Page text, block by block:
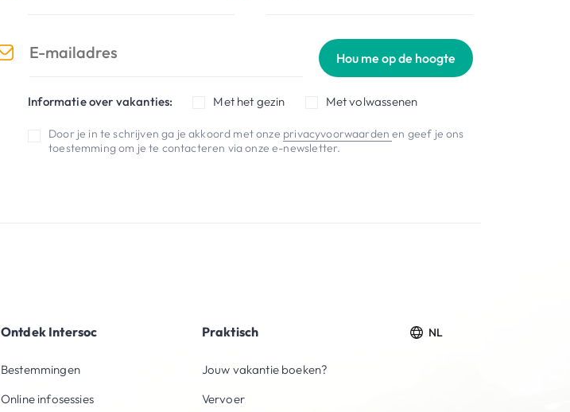
Hou me op de hoogte
Informatie over vakanties: Met het gezin Met volwassenen
Door je in te schrijven ga je akkoord met onze privacyvoorwaardenen geef je ons
toestemming om je te contacteren via onze e-newsletter.
Ontdek Intersoc
Bestemmingen
Online infosessies
Praktisch
Jouw vakantie boeken?
Vervoer
NL